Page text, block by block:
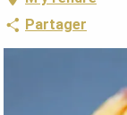
Partager